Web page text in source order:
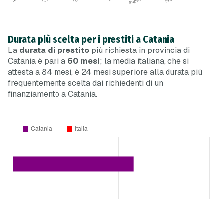
Durata più scelta per i prestiti a Catania
La durata di prestito più richiesta in provincia di
Catania è pari a 60 mesi; la media italiana, che si
attesta a 84 mesi, è 24 mesi superiorealla durata più
frequentemente scelta dai richiedenti di un
finanziamento a Catania.